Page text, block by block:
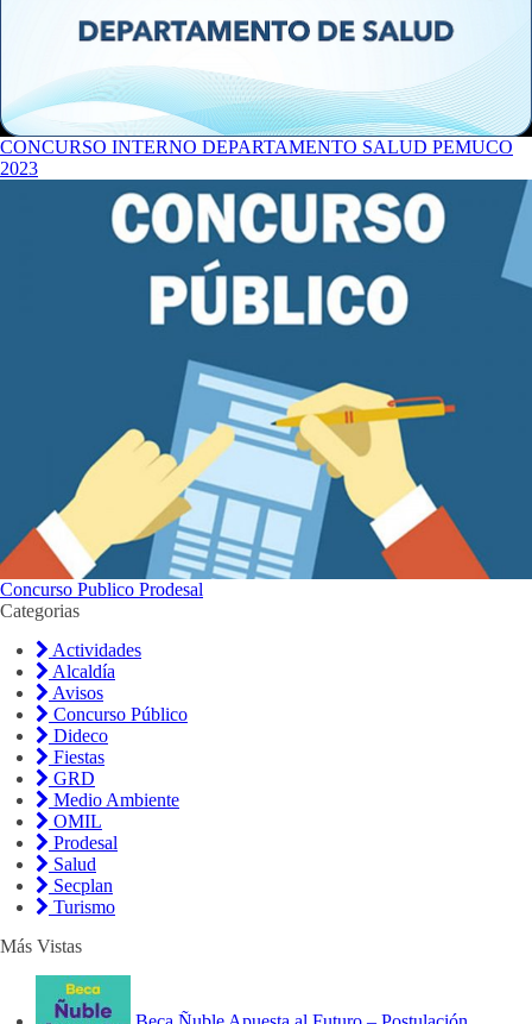
CONCURSO INTERNO DEPARTAMENTO SALUD PEMUCO
2023
Concurso Publico Prodesal
Categorias
Actividades
Alcaldía
Avisos
Concurso Público
Dideco
Fiestas
GRD
Medio Ambiente
OMIL
Prodesal
Salud
Secplan
Turismo
Más Vistas